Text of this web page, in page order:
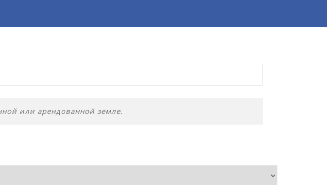
или арендованной земле.